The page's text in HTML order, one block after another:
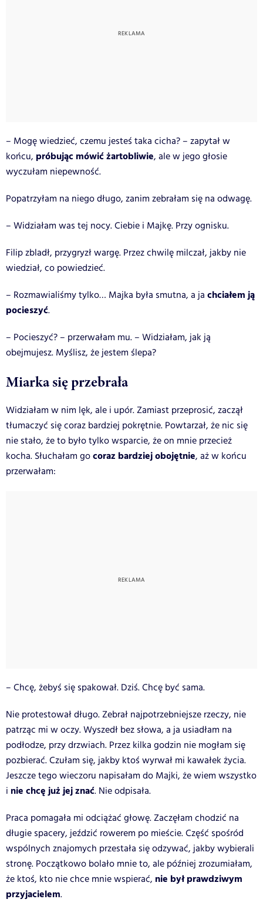
– Mogę wiedzieć, czemu jesteś taka cicha? – zapytał w
końcu, próbując mówić żartobliwie, ale w jego głosie
wyczułam niepewność.
Popatrzyłam na niego długo, zanim zebrałam się na odwagę.
– Widziałam was tej nocy. Ciebie i Majkę. Przy ognisku.
Filip zbladł, przygryzł wargę. Przez chwilę milczał, jakby nie
wiedział, co powiedzieć.
– Rozmawialiśmy tylko… Majka była smutna, a ja chciałem ją
pocieszyć.
– Pocieszyć? – przerwałam mu. – Widziałam, jak ją
obejmujesz. Myślisz, że jestem ślepa?
Miarka się przebrała
Widziałam w nim lęk, ale i upór. Zamiast przeprosić, zaczął
tłumaczyć się coraz bardziej pokrętnie. Powtarzał, że nic się
nie stało, że to było tylko wsparcie, że on mnie przecież
kocha. Słuchałam gocoraz bardziej obojętnie, aż w końcu
przerwałam:
– Chcę, żebyś się spakował. Dziś. Chcę być sama.
Nie protestował długo. Zebrał najpotrzebniejsze rzeczy, nie
patrząc mi w oczy. Wyszedł bez słowa, a ja usiadłam na
podłodze, przy drzwiach. Przez kilka godzin nie mogłam się
pozbierać. Czułam się, jakby ktoś wyrwał mi kawałek życia.
Jeszcze tego wieczoru napisałam do Majki, że wiem wszystko
i nie chcę już jej znać. Nie odpisała.
Praca pomagała mi odciążać głowę. Zaczęłam chodzić na
długie spacery, jeździć rowerem po mieście. Część spośród
wspólnych znajomych przestała się odzywać, jakby wybierali
stronę. Początkowo bolało mnie to, ale później zrozumiałam,
że ktoś, kto nie chce mnie wspierać, nie był prawdziwym
przyjacielem.